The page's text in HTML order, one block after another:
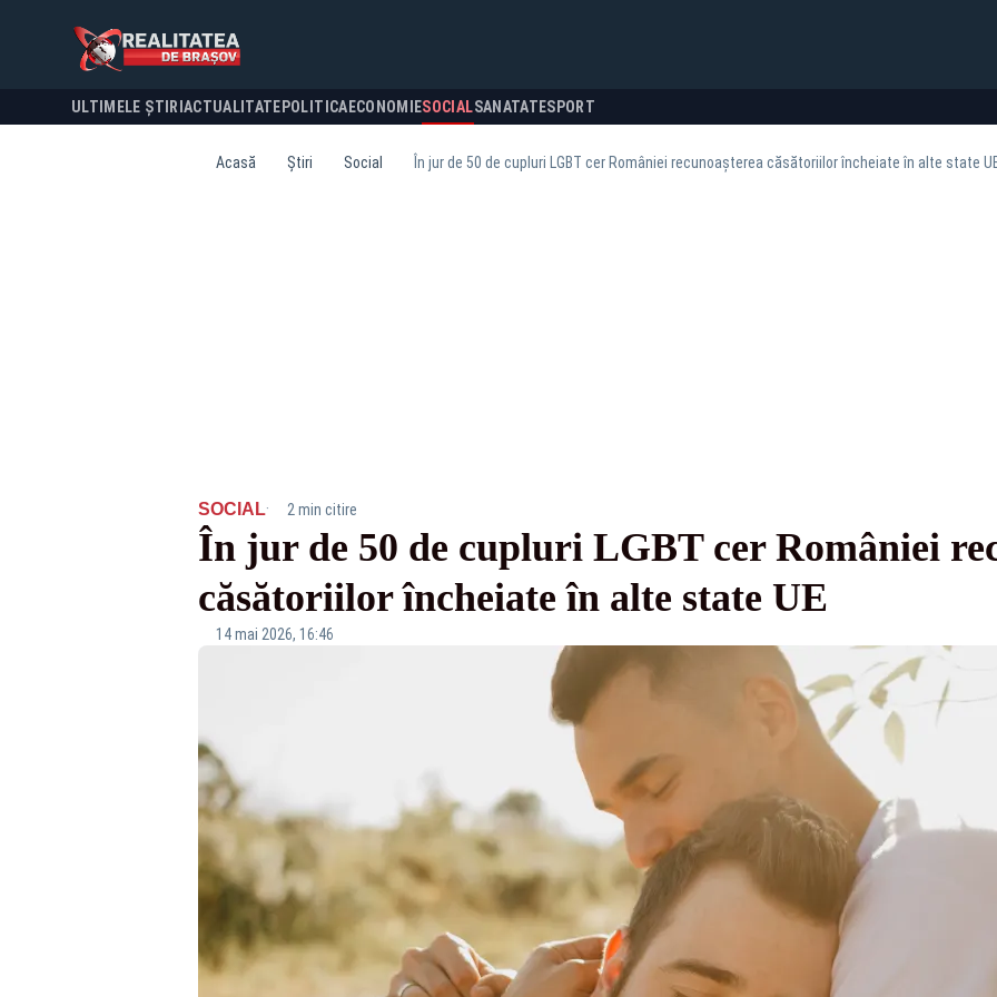
ULTIMELE ȘTIRI ACTUALITATE POLITICA ECONOMIESOCIALSANATATESPORT
Acasă Știri Social În jur de 50 de cupluri LGBT cer României recunoașterea căsătoriilor încheiate în alte state
SOCIAL· 2 min citire
În jur de 50 de cupluri LGBT cer României
căsătoriilor încheiate în alte state UE
14 mai 2026, 16:46